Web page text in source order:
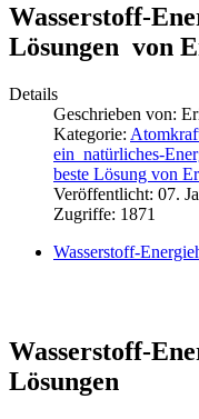
Wasserstoff-
Lösungen von
Details
Geschrieben von:
Kategorie:
ein natürliches-
beste Lösung von
Veröffentlicht: 07.
Zugriffe: 1871
Wasserstoff-
Wasserstoff-
Lösungen